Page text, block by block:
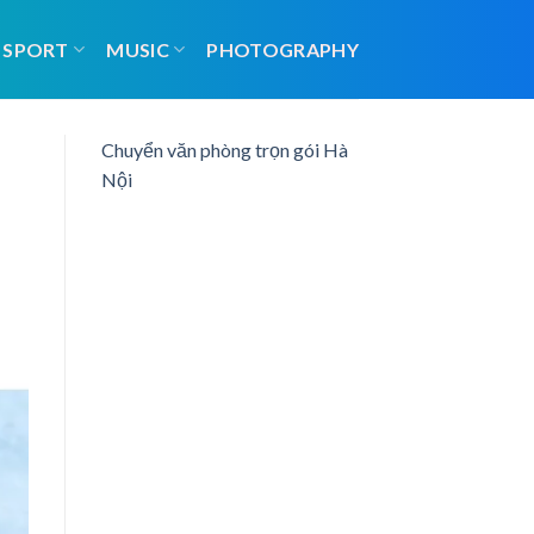
SPORT MUSIC PHOTOGRAPHY
Chuyển văn phòng trọn gói Hà
Nội